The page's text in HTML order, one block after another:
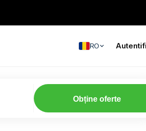
RO
Obține oferte